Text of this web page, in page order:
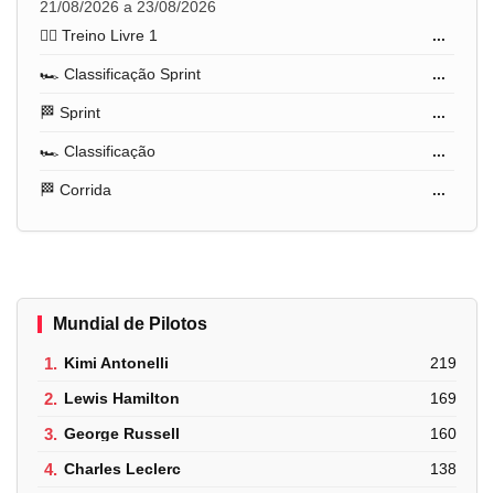
21/08/2026 a 23/08/2026
🏋️‍♂️ Treino Livre 1
...
🏎️ Classificação Sprint ...
🏁 Sprint ...
🏎️ Classificação ...
🏁 Corrida ...
Mundial de Pilotos
1. Kimi Antonelli 219
2. Lewis Hamilton 169
3. George Russell 160
4. Charles Leclerc 138